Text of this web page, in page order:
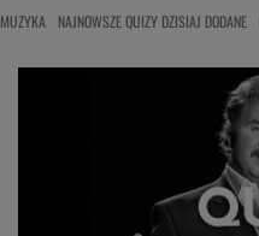
MUZYKA NAJNOWSZE QUIZY DZISIAJ DODANE